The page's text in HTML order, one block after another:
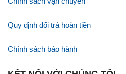
Quy định đổi trả hoàn tiền
Chính sách bảo hành